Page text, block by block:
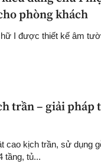
phòng khách
I được thiết kế âm
trần – giải pháp
cao kịch trần, sử dụng
tầng, tủ...